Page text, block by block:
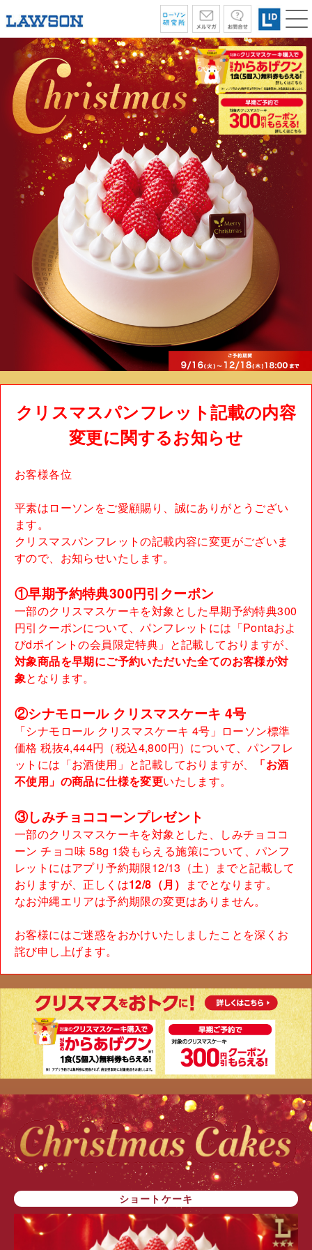
クリスマスパンフレット記載の内容
変更に関するお知らせ
お客様各位
平素はローソンをご愛顧賜り、誠にありがとうござい
ます。
クリスマスパンフレットの記載内容に変更がございま
すので、お知らせいたします。
①早期予約特典300円引クーポン
一部のクリスマスケーキを対象とした早期予約特典300
円引クーポンについて、パンフレットには「Pontaおよ
びdポイントの会員限定特典」と記載しておりますが、
対象商品を早期にご予約いただいた全てのお客様が対
象となります。
②シナモロール クリスマスケーキ 4号
「シナモロール クリスマスケーキ 4号」ローソン標準
価格 税抜4,444円（税込4,800円）について、パンフレ
ットには「お酒使用」と記載しておりますが、
「お酒
不使用」の商品に仕様を変更いたします。
③しみチョココーンプレゼント
一部のクリスマスケーキを対象とした、しみチョココ
ーン チョコ味 58g 1袋もらえる施策について、パンフ
レットにはアプリ予約期限12/13（土）までと記載して
おりますが、正しくは12/8（月） までとなります。
なお沖縄エリアは予約期限の変更はありません。
お客様にはご迷惑をおかけいたしましたことを深くお
詫び申し上げます。
ショートケーキ